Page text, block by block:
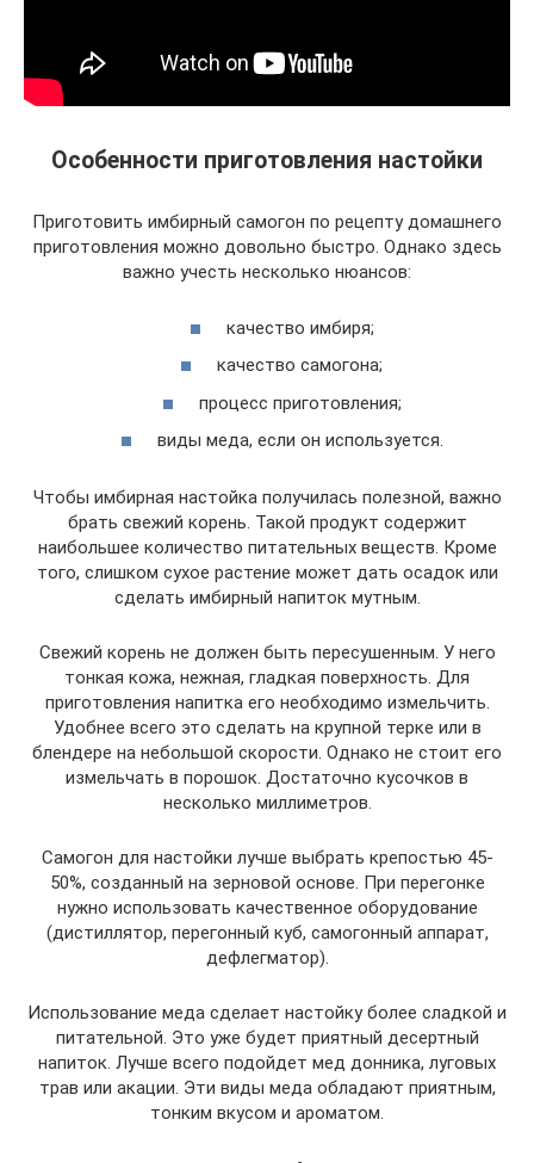
Особенности приготовления настойки
Приготовить имбирный самогон по рецепту домашнего
приготовления можно довольно быстро. Однако здесь
важно учесть несколько нюансов:
качество имбиря;
качество самогона;
процесс приготовления;
виды меда, если он используется.
Чтобы имбирная настойка получилась полезной, важно
брать свежий корень. Такой продукт содержит
наибольшее количество питательных веществ. Кроме
того, слишком сухое растение может дать осадок или
сделать имбирный напиток мутным.
Свежий корень не должен быть пересушенным. У него
тонкая кожа, нежная, гладкая поверхность. Для
приготовления напитка его необходимо измельчить.
Удобнее всего это сделать на крупной терке или в
блендере на небольшой скорости. Однако не стоит его
измельчать в порошок. Достаточно кусочков в
несколько миллиметров.
Самогон для настойки лучше выбрать крепостью 45-
50%, созданный на зерновой основе. При перегонке
нужно использовать качественное оборудование
(дистиллятор, перегонный куб, самогонный аппарат,
дефлегматор).
Использование меда сделает настойку более сладкой и
питательной. Это уже будет приятный десертный
напиток. Лучше всего подойдет мед донника, луговых
трав или акации. Эти виды меда обладают приятным,
тонким вкусом и ароматом.